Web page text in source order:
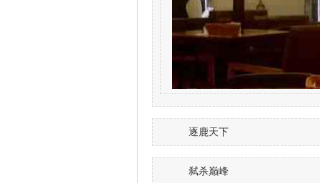
逐鹿天下
弑杀巅峰